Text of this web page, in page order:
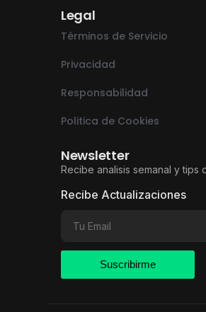
Legal
Términos de Servicio
Privacidad
Responsabilidad
Politica de Cookies
Newsletter
Recibe analisis semanal y tips
Recibe Actualizaciones
Suscribirme